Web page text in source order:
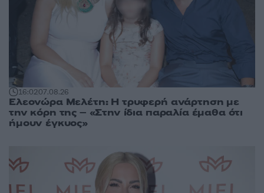
16:0207.08.26
Ελεονώρα Μελέτη: Η τρυφερή ανάρτηση με
την κόρη της – «Στην ίδια παραλία έμαθα ότι
ήμουν έγκυος»